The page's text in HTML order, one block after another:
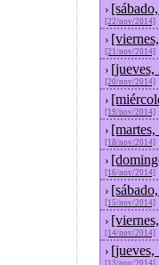
›
[22/nov/2014]
›
[21/nov/2014]
› [jueves,
[20/nov/2014]
›
[19/nov/2014]
›
[18/nov/2014]
›
[16/nov/2014]
›
[15/nov/2014]
›
[14/nov/2014]
› [jueves,
[13/nov/2014]